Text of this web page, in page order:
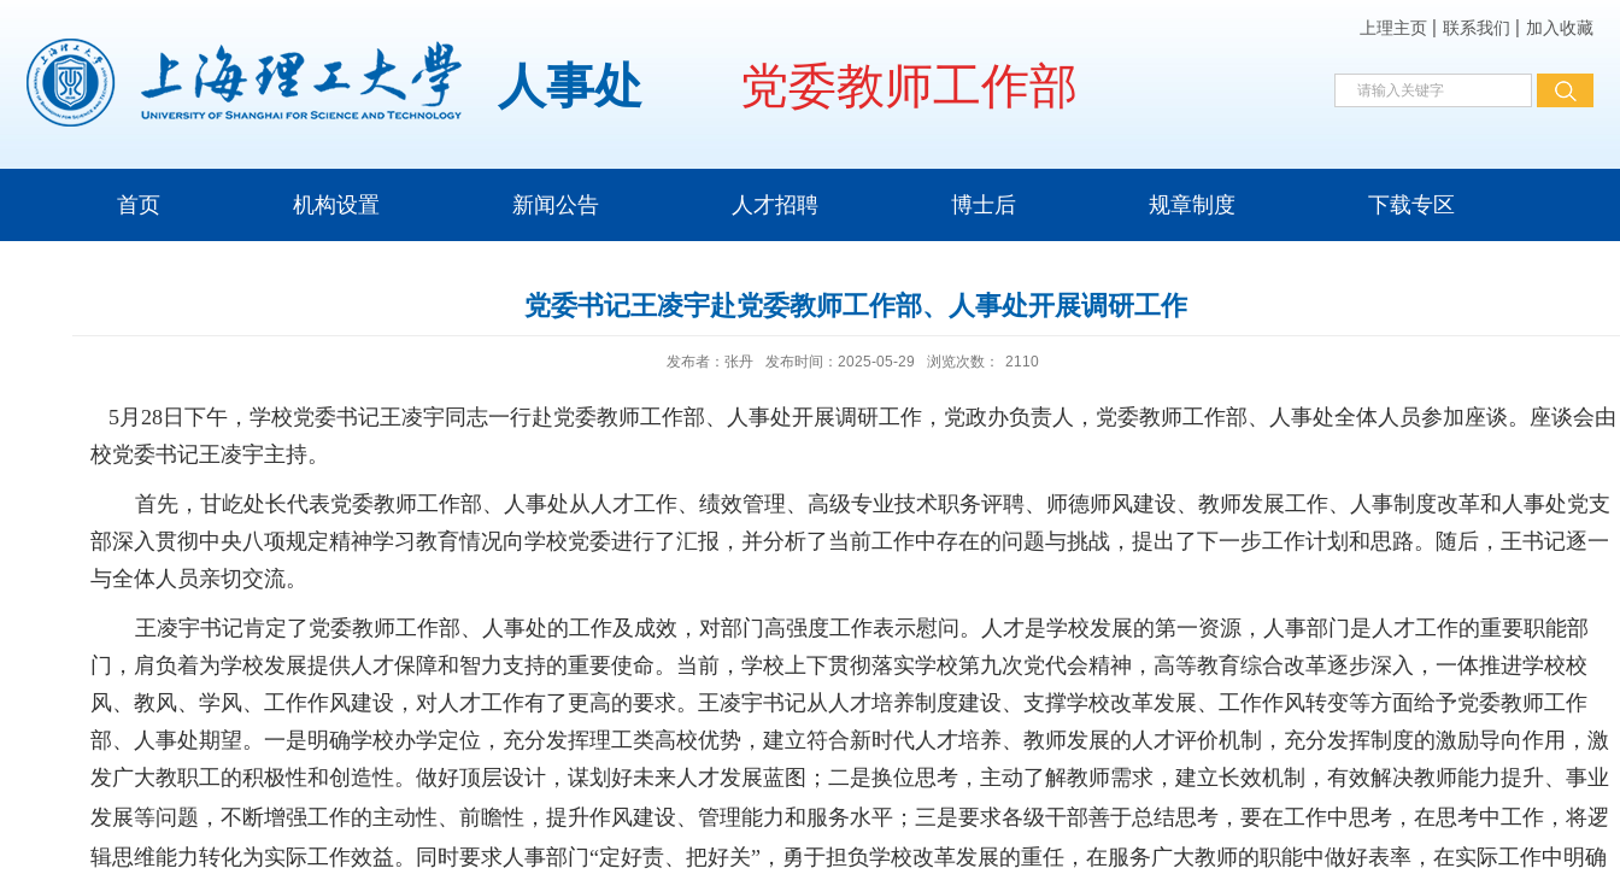
人事处 党委教师工作部
上理主页 联系我们 加入收藏
首页 机构设置 新闻公告 人才招聘 博士后 规章制度 下载专区
党委书记王凌宇赴党委教师工作部、人事处开展调研工作
发布者：张丹 发布时间：2025-05-29 浏览次数： 2110
5月28日下午，学校党委书记王凌宇同志一行赴党委教师工作部、人事处开展调研工作，党政办负责人，党委教师工作部、人事处全体人员参加座谈。座谈会由
校党委书记王凌宇主持。
首先，甘屹处长代表党委教师工作部、人事处从人才工作、绩效管理、高级专业技术职务评聘、师德师风建设、教师发展工作、人事制度改革和人事处党支
部深入贯彻中央八项规定精神学习教育情况向学校党委进行了汇报，并分析了当前工作中存在的问题与挑战，提出了下一步工作计划和思路。随后，王书记逐一
与全体人员亲切交流。
王凌宇书记肯定了党委教师工作部、人事处的工作及成效，对部门高强度工作表示慰问。人才是学校发展的第一资源，人事部门是人才工作的重要职能部
门，肩负着为学校发展提供人才保障和智力支持的重要使命。当前，学校上下贯彻落实学校第九次党代会精神，高等教育综合改革逐步深入，一体推进学校校
风、教风、学风、工作作风建设 ，对人才工作有了更高的要求。王凌宇书记从人才培养制度建设、支撑学校改革发展、工作作风转变等方面给予党委教师工作
部、人事处期望。 一是明确学校办学定位，充分发挥理工类高校优势，建立符合新时代人才培养、教师发展的人才评价机制，充分发挥制度的激励导向作用，激
发广大教职工的积极性和创造性。做好顶层设计，谋划好未来人才发展蓝图；二是换位思考，主动了解教师需求，建立长效机制，有效解决教师能力提升、事业
发展等问题，不断增强工作的主动性、前瞻性，提升作风建设、管理能力和服务水平； 三是要求各级干部善于总结思考，要在工作中思考，在思考中工作，将逻
辑思维能力转化为实际工作效益。同时要求人事部门 “定好责、把好关”，勇于担负学校改革发展的重任，在服务广大教师的职能中做好表率，在实际工作中明确